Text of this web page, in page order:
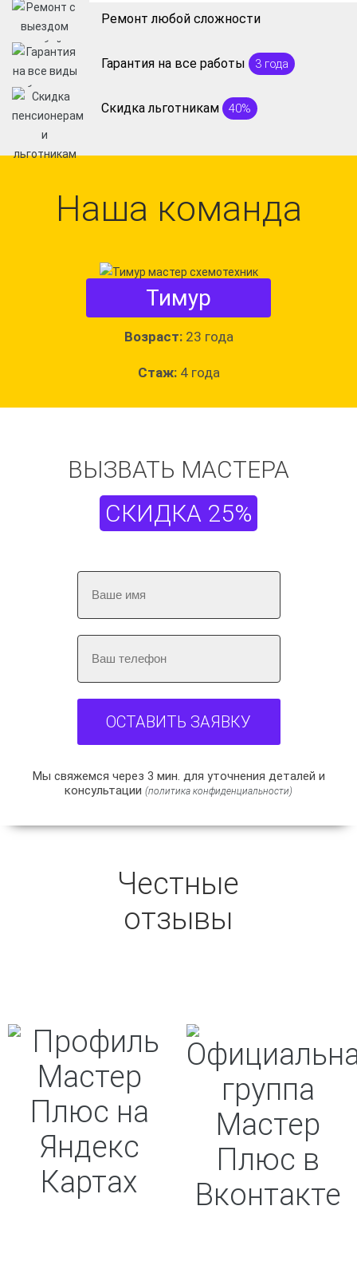
Ремонт любой сложности
Гарантия на все работы 3 года
Скидка льготникам 40%
Наша команда
Тимур
Возраст:23 года
Стаж:4 года
ВЫЗВАТЬ МАСТЕРА
СКИДКА 25%
ОСТАВИТЬ ЗАЯВКУ
Мы свяжемся через 3 мин. для уточнения деталей и
консультации (политика конфиденциальности)
Честные
отзывы